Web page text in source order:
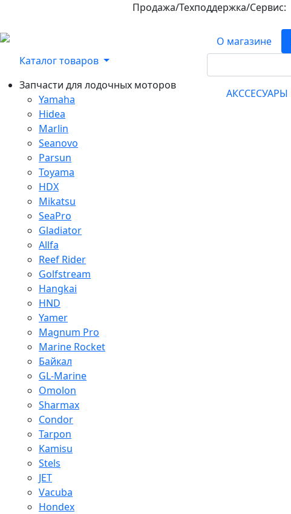
Продажа/Техподдержка/Сервис:
Каталог товаров
Запчасти для лодочных моторов
Yamaha
Hidea
Marlin
Seanovo
Parsun
Toyama
HDX
Mikatsu
SeaPro
Gladiator
Allfa
Reef Rider
Golfstream
Hangkai
HND
Yamer
Magnum Pro
Marine Rocket
Байкал
GL-Marine
Omolon
Sharmax
Condor
Tarpon
Kamisu
Stels
JET
Vacuba
Hondex
О магазине
АКССЕСУАРЫ